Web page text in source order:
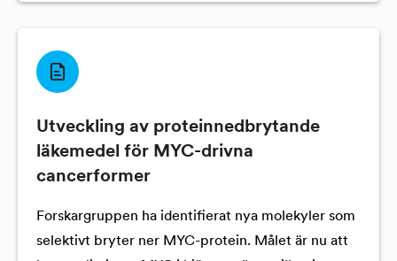
Utveckling av proteinnedbrytande
läkemedel för MYC-drivna
cancerformer
Forskargruppen ha identifierat nya molekyler som
selektivt bryter ner MYC-protein. Målet är nu att